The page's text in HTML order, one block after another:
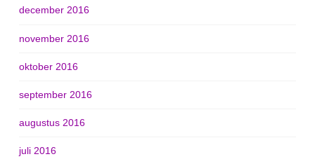
december 2016
november 2016
oktober 2016
september 2016
augustus 2016
juli 2016